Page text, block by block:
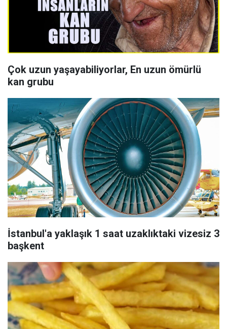
Çok uzun yaşayabiliyorlar, En uzun ömürlü
kan grubu
İstanbul'a yaklaşık 1 saat uzaklıktaki vizesiz 3
başkent